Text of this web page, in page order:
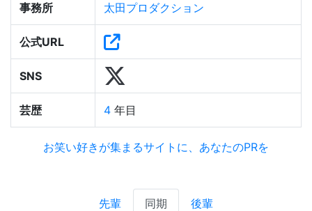
事務所 太田プロダクション
公式URL
SNS
芸歴 4 年目
お笑い好きが集まるサイトに、あなたのPRを
先輩 同期 後輩